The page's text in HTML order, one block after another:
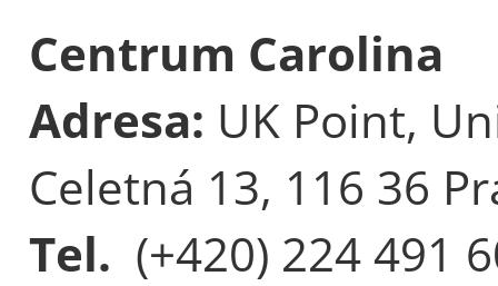
Centrum Carolina
Adresa: UK Point,
Celetná 13, 116 36
Tel. (+420) 224 491